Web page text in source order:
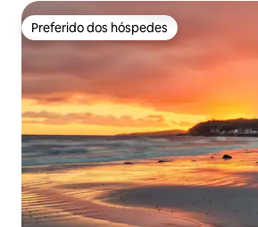
Preferido dos hóspedes
Preferido dos hóspedes